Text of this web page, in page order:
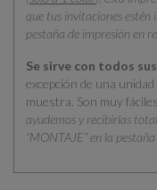
que tus invitaciones estén
pestaña de impresión en
Se sirve con todos
excepción de una
muestra. Son muy
ayudemos y recibirlas
“MONTAJE” en la